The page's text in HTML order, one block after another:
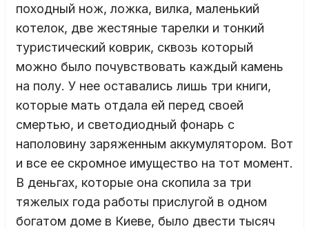
походный нож, ложка, вилка, маленький
котелок, две жестяные тарелки и тонкий
туристический коврик, сквозь который
можно было почувствовать каждый камень
на полу. У нее оставались лишь три книги,
которые мать отдала ей перед своей
смертью, и светодиодный фонарь с
наполовину заряженным аккумулятором. Вот
и все ее скромное имущество на тот момент.
В деньгах, которые она скопила за три
тяжелых года работы прислугой в одном
богатом доме в Киеве, было двести тысяч